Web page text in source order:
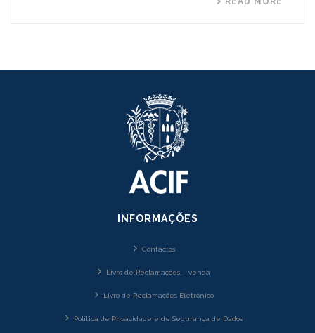
INFORMAÇÕES
Contactos
Livro de Reclamações – venda
Livro de Reclamações Eletrónico
Política de Privacidade e de Segurança de Dados